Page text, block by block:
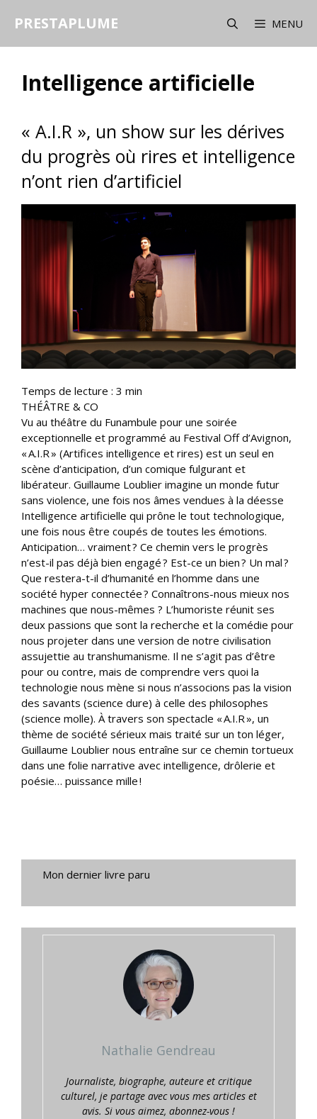
PRESTAPLUME MENU
Intelligence artificielle
« A.I.R », un show sur les dérives
du progrès où rires et intelligence
n’ont rien d’artificiel
Temps de lecture : 3 min
THÉÂTRE & CO
Vu au théâtre du Funambule pour une soirée
exceptionnelle et programmé au Festival Off d’Avignon,
« A.I.R » (Artifices intelligence et rires) est un seul en
scène d’anticipation, d’un comique fulgurant et
libérateur. Guillaume Loublier imagine un monde futur
sans violence, une fois nos âmes vendues à la déesse
Intelligence artificielle qui prône le tout technologique,
une fois nous être coupés de toutes les émotions.
Anticipation… vraiment ? Ce chemin vers le progrès
n’est-il pas déjà bien engagé ? Est-ce un bien ? Un mal ?
Que restera-t-il d’humanité en l’homme dans une
société hyper connectée ? Connaîtrons-nous mieux nos
machines que nous-mêmes ? L’humoriste réunit ses
deux passions que sont la recherche et la comédie pour
nous projeter dans une version de notre civilisation
assujettie au transhumanisme. Il ne s’agit pas d’être
pour ou contre, mais de comprendre vers quoi la
technologie nous mène si nous n’associons pas la vision
des savants (science dure) à celle des philosophes
(science molle). À travers son spectacle « A.I.R », un
thème de société sérieux mais traité sur un ton léger,
Guillaume Loublier nous entraîne sur ce chemin tortueux
dans une folie narrative avec intelligence, drôlerie et
poésie… puissance mille !
Mon dernier livre paru
Nathalie Gendreau
Journaliste, biographe, auteure et critique
culturel, je partage avec vous mes articles et
avis. Si vous aimez, abonnez-vous !